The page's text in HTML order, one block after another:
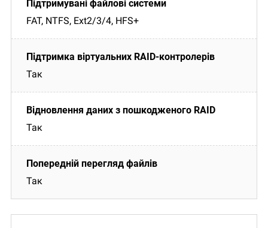
FAT, NTFS, Ext2/3/4, HFS+
Так
Так
Так